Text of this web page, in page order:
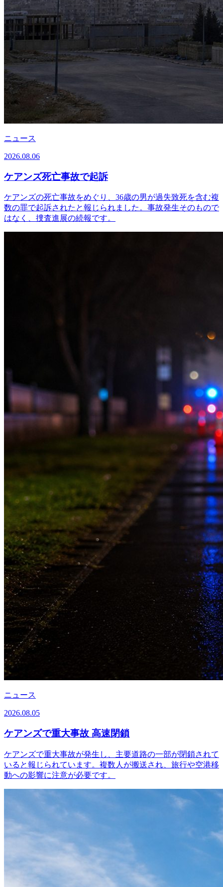
ニュース
2026.08.06
ケアンズ死亡事故で起訴
ケアンズの死亡事故をめぐり、36歳の男が過失致死を含む複
数の罪で起訴されたと報じられました。事故発生そのもので
はなく、捜査進展の続報です。
ニュース
2026.08.05
ケアンズで重大事故 高速閉鎖
ケアンズで重大事故が発生し、主要道路の一部が閉鎖されて
いると報じられています。複数人が搬送され、旅行や空港移
動への影響に注意が必要です。